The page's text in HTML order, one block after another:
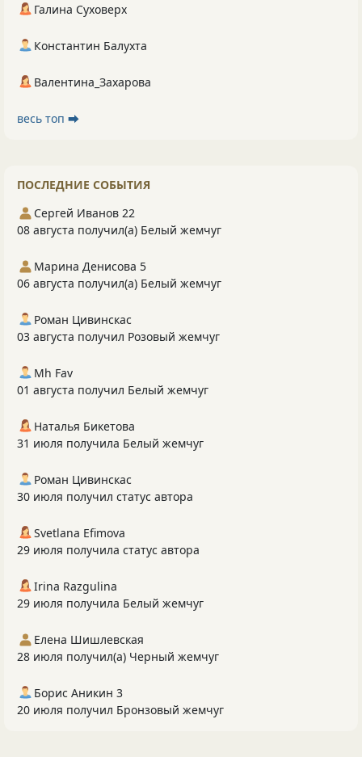
Галина Суховерх
Константин Балухта
Валентина_Захарова
весь топ ⮕
ПОСЛЕДНИЕ СОБЫТИЯ
Сергей Иванов 22
08 августа получил(а) Белый жемчуг
Марина Денисова 5
06 августа получил(а) Белый жемчуг
Роман Цивинскас
03 августа получил Розовый жемчуг
Mh Fav
01 августа получил Белый жемчуг
Наталья Бикетова
31 июля получила Белый жемчуг
Роман Цивинскас
30 июля получил статус автора
Svetlana Efimova
29 июля получила статус автора
Irina Razgulina
29 июля получила Белый жемчуг
Елена Шишлевская
28 июля получил(а) Черный жемчуг
Борис Аникин 3
20 июля получил Бронзовый жемчуг